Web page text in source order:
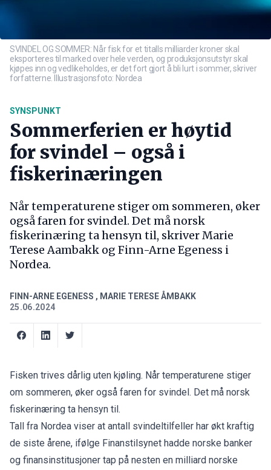
SVINDEL OG SOMMER: Når fisk for et titalls milliarder kroner skal
eksporteres til marked over hele verden, og produksjonsutstyr skal
kjøpes inn og vedlikeholdes, er det fort gjort å bli lurt i sommer, skriver
forfatterne. Illustrasjonsfoto: Nordea
SYNSPUNKT
Sommerferien er høytid
for svindel – også i
fiskerinæringen
Når temperaturene stiger om sommeren, øker
også faren for svindel. Det må norsk
fiskerinæring ta hensyn til, skriver Marie
Terese Aambakk og Finn-Arne Egeness i
Nordea.
FINN-ARNE EGENESS , MARIE TERESE ÅMBAKK
25.06.2024
Fisken trives dårlig uten kjøling. Når temperaturene stiger
om sommeren, øker også faren for svindel. Det må norsk
fiskerinæring ta hensyn til.
Tall fra Nordea viser at antall svindeltilfeller har økt kraftig
de siste årene, ifølge Finanstilsynet hadde norske banker
og finansinstitusjoner tap på nesten en milliard norske